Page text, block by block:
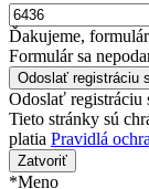
Ďakujeme,
Formulár sa
Odoslať
Tieto stránky sú
platia Pravidlá
Zatvoriť
*Meno